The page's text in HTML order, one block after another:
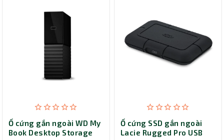
Ổ cứng gắn ngoài WD My
Book Desktop Storage
Ổ cứng SSD gắn ngoài
Lacie Rugged Pro USB